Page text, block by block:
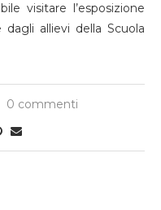
visitare l’esposizione
allievi della Scuola
0 commenti